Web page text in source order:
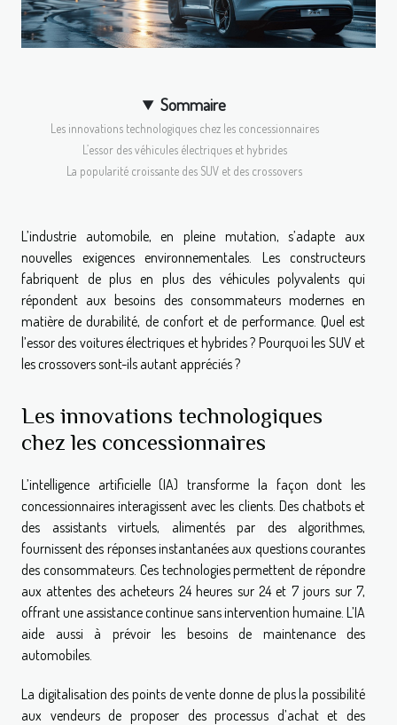
Sommaire
Les innovations technologiques chez les concessionnaires
L’essor des véhicules électriques et hybrides
La popularité croissante des SUV et des crossovers
L’industrie automobile, en pleine mutation, s’adapte aux
nouvelles exigences environnementales. Les constructeurs
fabriquent de plus en plus des véhicules polyvalents qui
répondent aux besoins des consommateurs modernes en
matière de durabilité, de confort et de performance. Quel est
l’essor des voitures électriques et hybrides ? Pourquoi les SUV et
les crossovers sont-ils autant appréciés ?
Les innovations technologiques
chez les concessionnaires
L’intelligence artificielle (IA) transforme la façon dont les
concessionnaires interagissent avec les clients. Des chatbots et
des assistants virtuels, alimentés par des algorithmes,
fournissent des réponses instantanées aux questions courantes
des consommateurs. Ces technologies permettent de répondre
aux attentes des acheteurs 24 heures sur 24 et 7 jours sur 7,
offrant une assistance continue sans intervention humaine. L’IA
aide aussi à prévoir les besoins de maintenance des
automobiles.
La digitalisation des points de vente donne de plus la possibilité
aux vendeurs de proposer des processus d’achat et des